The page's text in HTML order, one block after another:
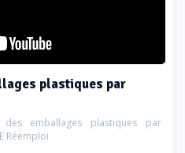
plastiques par
emballages plastiques par
Réemploi